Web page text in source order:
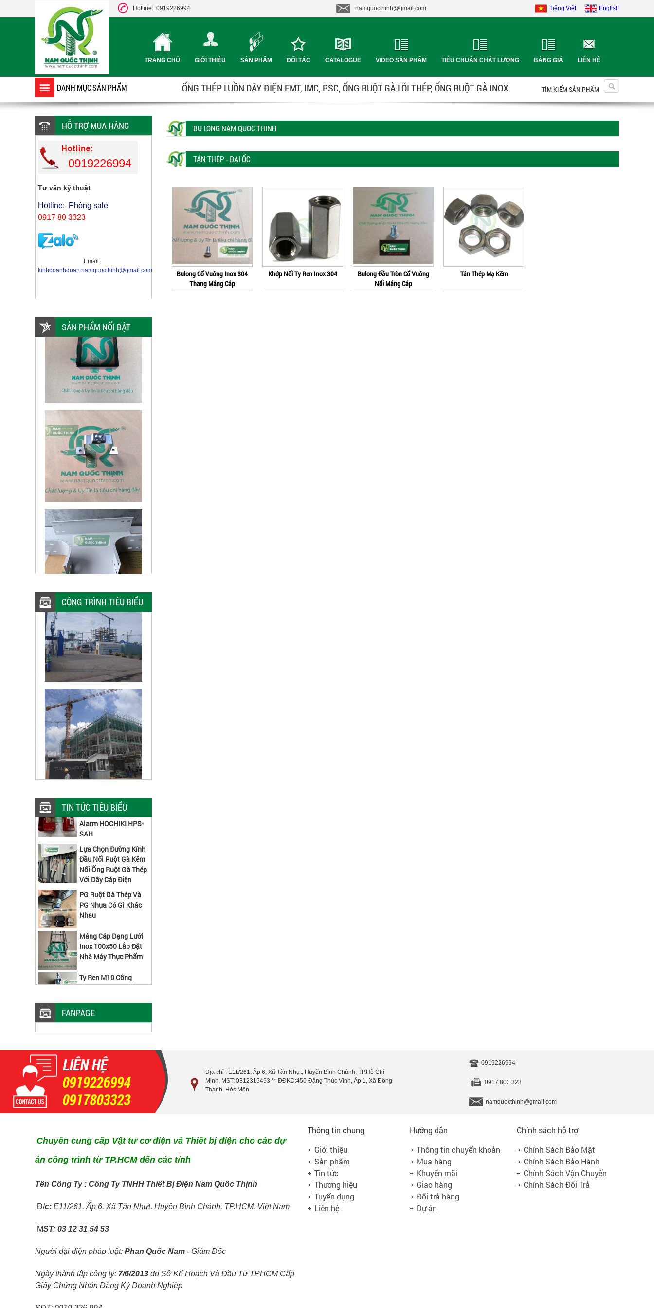
Hotline: 0919226994 namquocthinh@gmail.com Tiếng Việt English
TRANG CHỦ GIỚI THIỆU SẢN PHẨM ĐỐI TÁC CATALOGUE VIDEO SẢN PHẨM TIÊU CHUẨN CHẤT LƯỢNG BẢNG GIÁ LIÊN HỆ
DANH MỤC SẢN PHẨM ỐNG THÉP LUỒN DÂY ĐIỆN EMT, IMC, RSC, ỐNG RUỘT GÀ LÕI THÉP, ỐNG RUỘT GÀ INOX TÌM KIẾM SẢN PHẨM
HỖ TRỢ MUA HÀNG
0919226994
Tư vấn kỹ thuật
Hotline: Phòng sale
0917 80 3323
Email:
kinhdoanhduan.namquocthinh@gmail.com
SẢN PHẨM NỔI BẬT
CÔNG TRÌNH TIÊU BIỂU
TIN TỨC TIÊU BIỂU
Nhấn Báo Cháy Fire
Alarm HOCHIKI HPS-
SAH
Đầu Nối Ruột Gà Kẽm
Nối Ống Ruột Gà Thép
Với Dây Cáp Điện
PG Ruột Gà Thép Và
PG Nhựa Có Gì Khác
Nhau
Inox 100x50 Lắp Đặt
Nhà Máy Thực Phẩm
Trình Nào Cũng Sử
Ưu Điểm Ống Thép Mạ Kẽm Luồn
Dây Điện Trơn EMT
Cách Lắp Đầu Nối Ống Ruột Gà Kẽm
Máng Lưới Inox 304 W50xH50x5
MM 2 Cây Đáy Kiểu Mới
Các Kích Thước Máng Lưới Inox Lắp
Được Kẹp Nối
Kẹp Giữ Máng Lưới
Sao Với Máng Điện
FANPAGE
BU LONG NAM QUOC THINH
TÁN THÉP - ĐAI ỐC
Bulong Cổ Vuông Inox 304
Thang Máng Cáp
Khớp Nối Ty Ren Inox 304
Bulong Đầu Tròn Cổ Vuông
Nối Máng Cáp
Tán Thép Mạ Kẽm
0919226994
0917803323
Địa chỉ : E11/261, Ấp 6, Xã Tân Nhựt, Huyện Bình Chánh, TP.Hồ Chí
Minh, MST: 0312315453 ** ĐĐKD:450 Đặng Thúc Vinh, Ấp 1, Xã Đông
Thạnh, Hóc Môn
0919226994
0917 803 323
namquocthinh@gmail.com
Chuyên cung cấp Vật tư cơ điện và Thiết bị điện cho các dự
án công trình từ TP.HCM đến các tỉnh
Tên Công Ty : Công Ty TNHH Thiết Bị Điện Nam Quốc Thịnh
Đ/c: E11/261, Ấp 6, Xã Tân Nhựt, Huyện Bình Chánh, TP.HCM, Việt Nam
MST: 03 12 31 54 53
Người đại diện pháp luật: Phan Quốc Nam - Giám Đốc
Ngày thành lập công ty: 7/6/2013 do Sở Kế Hoạch Và Đầu Tư TPHCM Cấp
Giấy Chứng Nhận Đăng Ký Doanh Nghiệp
Thông tin chung
Giới thiệu
Sản phẩm
Tin tức
Thương hiệu
Tuyển dụng
Liên hệ
Hướng dẫn
Thông tin chuyển khoản
Mua hàng
Khuyến mãi
Giao hàng
Đổi trả hàng
Dự án
Chính sách hỗ trợ
Chính Sách Bảo Mật
Chính Sách Bảo Hành
Chính Sách Vận Chuyển
Chính Sách Đổi Trả